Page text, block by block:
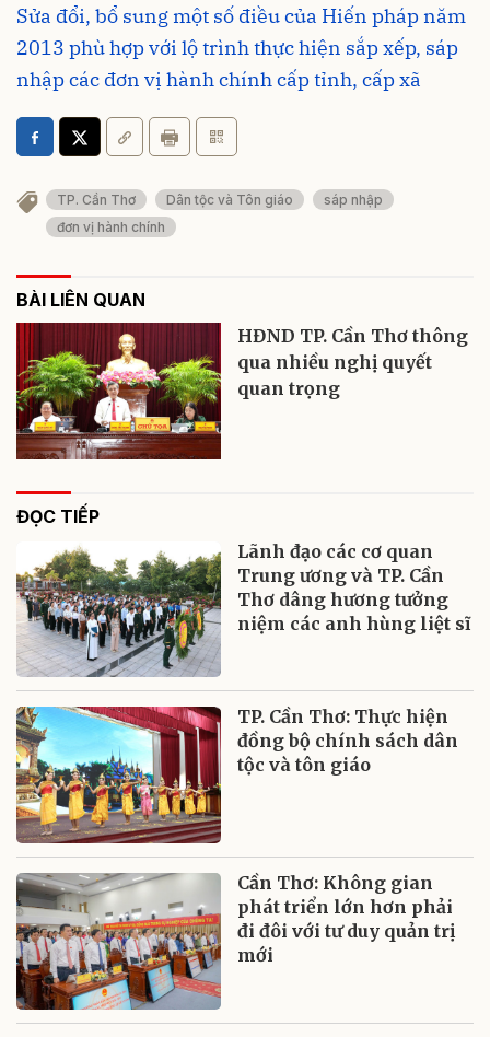
Sửa đổi, bổ sung một số điều của Hiến pháp năm
2013 phù hợp với lộ trình thực hiện sắp xếp, sáp
nhập các đơn vị hành chính cấp tỉnh, cấp xã
TP. Cần Thơ Dân tộc và Tôn giáo
sáp nhập
đơn vị hành chính
BÀI LIÊN QUAN
HĐND TP. Cần Thơ thông
qua nhiều nghị quyết
quan trọng
ĐỌC TIẾP
Lãnh đạo các cơ quan
Trung ương và TP. Cần
Thơ dâng hương tưởng
niệm các anh hùng liệt sĩ
TP. Cần Thơ: Thực hiện
đồng bộ chính sách dân
tộc và tôn giáo
Cần Thơ: Không gian
phát triển lớn hơn phải
đi đôi với tư duy quản trị
mới